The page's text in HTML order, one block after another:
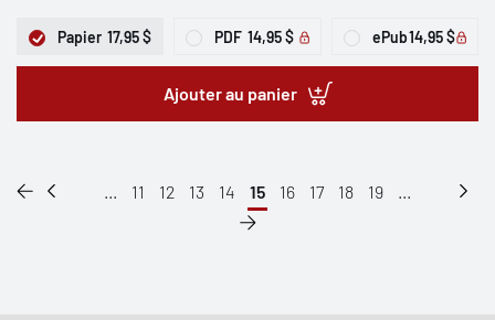
Papier 17,95 $ PDF 14,95 $ ePub14,95 $
Ajouter au panier
... 11 12 13 14 15 16 17 18 19 ...